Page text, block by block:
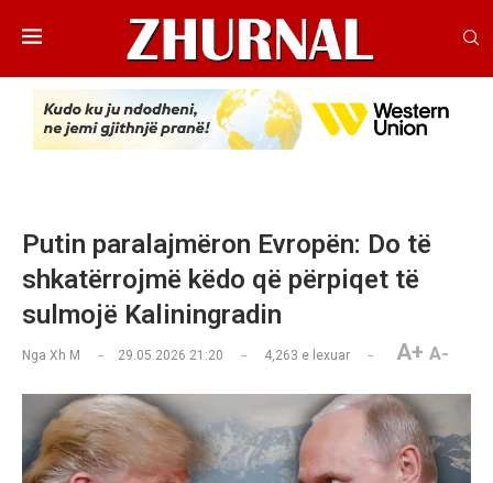
Putin paralajmëron Evropën: Do të
shkatërrojmë këdo që përpiqet të
sulmojë Kaliningradin
Nga Xh M 29.05.2026 21:20 4,263 e lexuar A+ A-